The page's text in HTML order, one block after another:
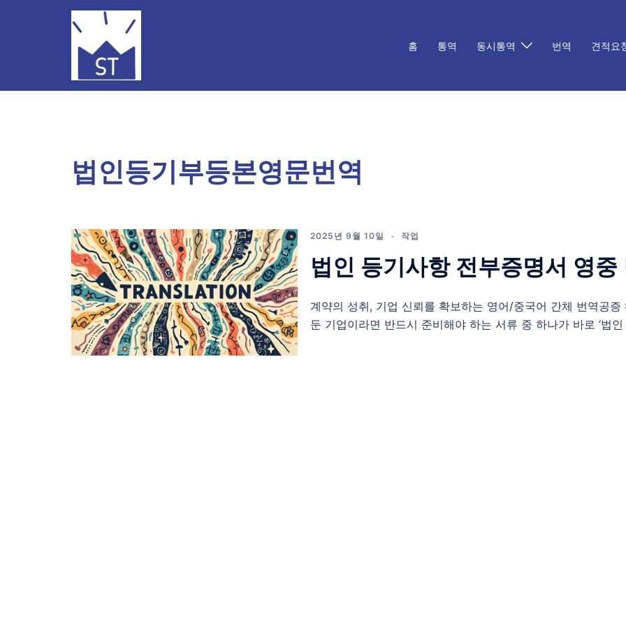
홈 통역 동시통역 번역 견적요
법인등기부등본영문번역
2025년 9월 10일 작업
법인 등기사항 전부증명서 영중
계약의 성취, 기업 신뢰를 확보하는 영어/중국어 간체 번역공
둔 기업이라면 반드시 준비해야 하는 서류 중 하나가 바로 ‘법